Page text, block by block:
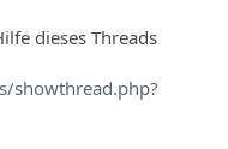
dieses Threads
showthread.php?